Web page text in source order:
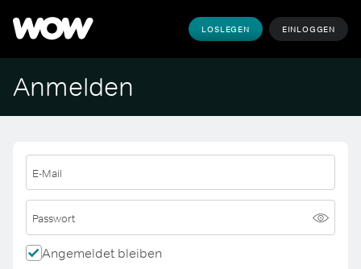
LOSLEGEN EINLOGGEN
Anmelden
E-Mail
Passwort
Angemeldet bleiben